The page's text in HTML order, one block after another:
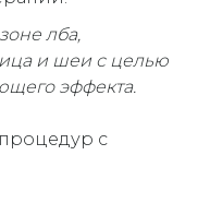
лба,
и шеи с целью
эффекта.
с